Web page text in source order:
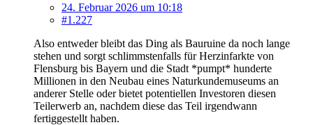
24. Februar 2026 um 10:18
#1.227
Also entweder bleibt das Ding als Bauruine da noch lange
stehen und sorgt schlimmstenfalls für Herzinfarkte von
Flensburg bis Bayern und die Stadt *pumpt* hunderte
Millionen in den Neubau eines Naturkundemuseums an
anderer Stelle oder bietet potentiellen Investoren diesen
Teilerwerb an, nachdem diese das Teil irgendwann
fertiggestellt haben.